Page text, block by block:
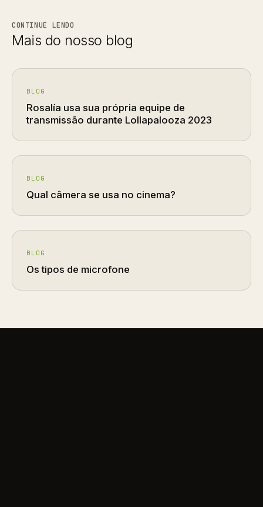
CONTINUE LENDO
Mais do nosso blog
BLOG
Rosalía usa sua própria equipe de
transmissão durante Lollapalooza 2023
BLOG
Qual câmera se usa no cinema?
BLOG
Os tipos de microfone